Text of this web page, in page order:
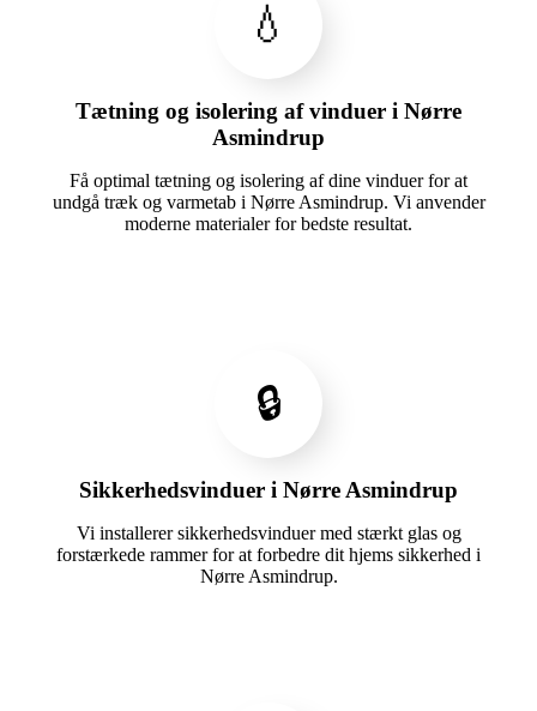
💧
Tætning og isolering af vinduer i Nørre
Asmindrup
Få optimal tætning og isolering af dine vinduer for at
undgå træk og varmetab i Nørre Asmindrup. Vi anvender
moderne materialer for bedste resultat.
🔒
Sikkerhedsvinduer i Nørre Asmindrup
Vi installerer sikkerhedsvinduer med stærkt glas og
forstærkede rammer for at forbedre dit hjems sikkerhed i
Nørre Asmindrup.